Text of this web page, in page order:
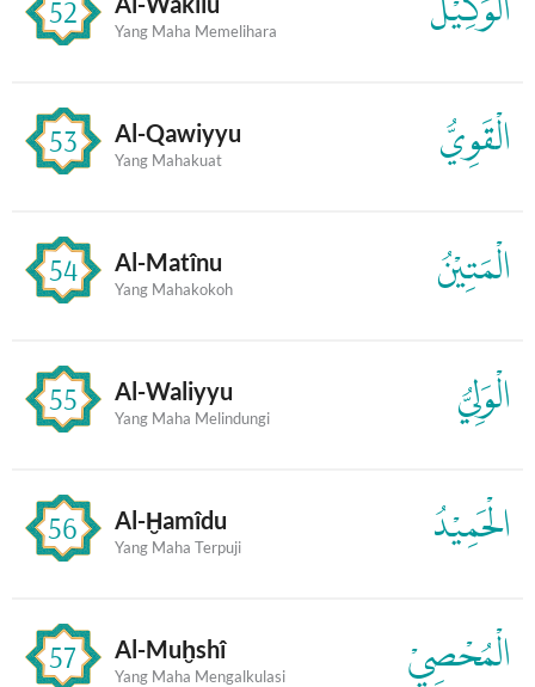
52
Yang Maha Memelihara
53 Al-Qawiyyu
Yang Mahakuat الْقَوِيُّ
54 Al-Matînu
Yang Mahakokoh الْمَتِيْنُ
55 Al-Waliyyu
Yang Maha Melindungi الْوَلِيُّ
56 Al-Ḫamîdu
Yang Maha Terpuji الْحَمِيْدُ
57 Al-Muḫshî
Yang Maha Mengalkulasi الْمُحْصِيْ